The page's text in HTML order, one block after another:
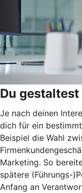
Du
Je nach deinen
dich für ein
Beispiel die Wahl
Marketing. So
spätere (Führungs-
Anfang an